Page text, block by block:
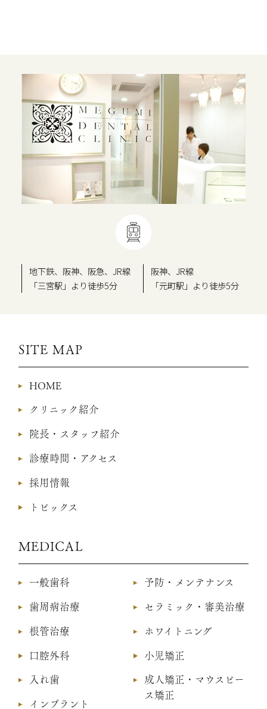
地下鉄、阪神、阪急、JR線
「三宮駅」より徒歩5分
阪神、JR線
「元町駅」より徒歩5分
SITE MAP
HOME
クリニック紹介
院長・スタッフ紹介
診療時間・アクセス
採用情報
トピックス
MEDICAL
一般歯科
歯周病治療
根管治療
口腔外科
入れ歯
インプラント
予防・メンテナンス
セラミック・審美治療
ホワイトニング
小児矯正
成人矯正・マウスピー
ス矯正